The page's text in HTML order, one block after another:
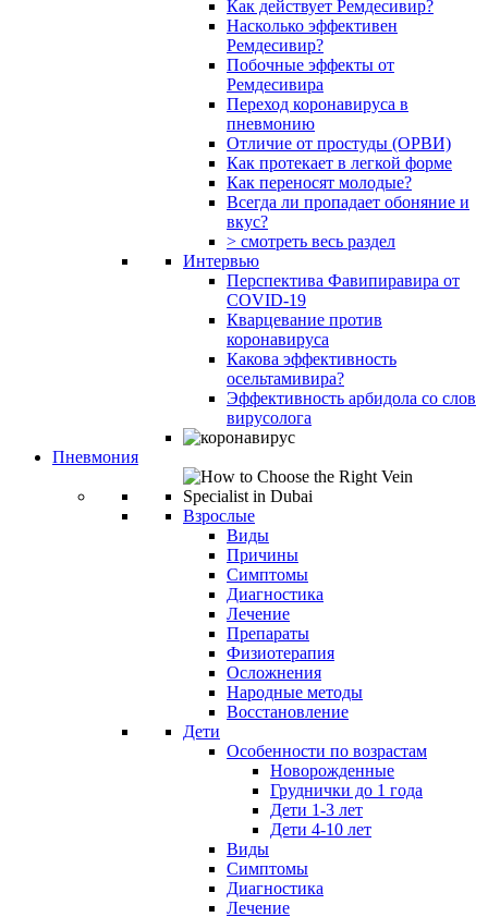
Как действует Ремдесивир?
Насколько эффективен
Ремдесивир?
Побочные эффекты от
Ремдесивира
Переход коронавируса в
пневмонию
Отличие от простуды (ОРВИ)
Как протекает в легкой форме
Как переносят молодые?
Всегда ли пропадает обоняние и
вкус?
> смотреть весь раздел
Интервью
Перспектива Фавипиравира от
COVID-19
Кварцевание против
коронавируса
Какова эффективность
осельтамивира?
Эффективность арбидола со слов
вирусолога
Пневмония
Взрослые
Виды
Причины
Симптомы
Диагностика
Лечение
Препараты
Физиотерапия
Осложнения
Народные методы
Восстановление
Дети
Особенности по возрастам
Новорожденные
Груднички до 1 года
Дети 1-3 лет
Дети 4-10 лет
Виды
Симптомы
Диагностика
Лечение